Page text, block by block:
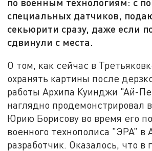
специальных датчиков,
секьюрити сразу, даже если
сдвинули с места.
О том, как сейчас в
охранять картины после
работы Архипа Куинджи "Ай-
наглядно продемонстрировал
Юрию Борисову во время его
военного технополиса "ЭРА" в
разработчик. Оказалось, что в